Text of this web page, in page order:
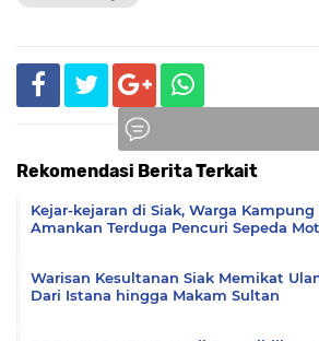
Rekomendasi Berita Terkait
Kejar-kejaran di Siak, Warga Kampung
Amankan Terduga Pencuri Sepeda
Warisan Kesultanan Siak Memikat
Dari Istana hingga Makam Sultan